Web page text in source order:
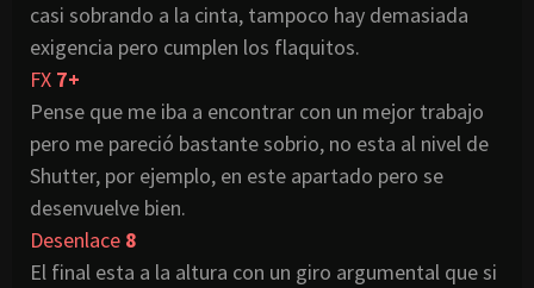
casi sobrando a la cinta, tampoco hay demasiada
exigencia pero cumplen los flaquitos.
FX 7+
Pense que me iba a encontrar con un mejor trabajo
pero me pareció bastante sobrio, no esta al nivel de
Shutter, por ejemplo, en este apartado pero se
desenvuelve bien.
Desenlace 8
El final esta a la altura con un giro argumental que si